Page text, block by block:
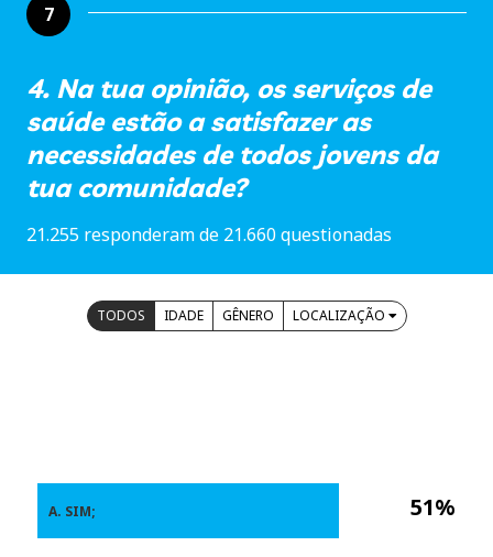
7
4. Na tua opinião, os serviços de
saúde estão a satisfazer as
necessidades de todos jovens da
tua comunidade?
21.255 responderam de 21.660 questionadas
TODOS IDADE GÊNERO LOCALIZAÇÃO
51%
A. SIM;